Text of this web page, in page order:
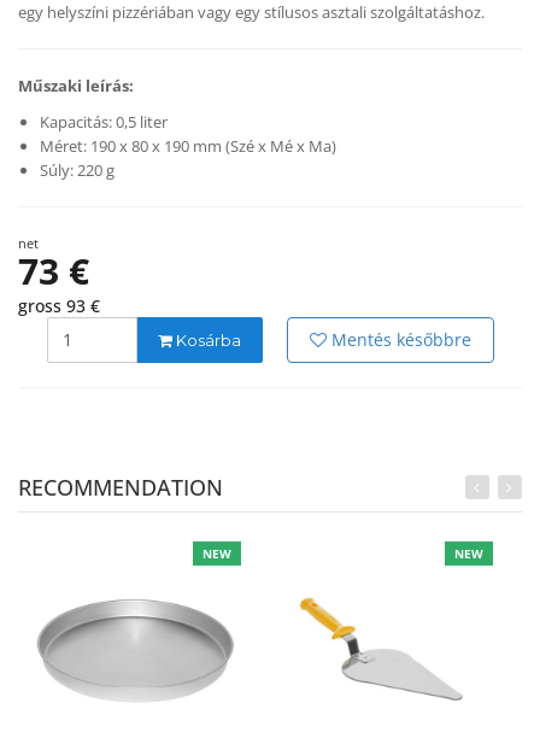
egy helyszíni pizzériában vagy egy stílusos asztali szolgáltatáshoz.
Műszaki leírás:
Kapacitás: 0,5 liter
Méret: 190 x 80 x 190 mm (Szé x Mé x Ma)
Súly: 220 g
net
73 €
gross 93 €
Kosárba Mentés későbbre
RECOMMENDATION
NEW NEW